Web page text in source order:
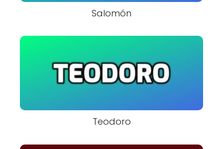
Salomón
Teodoro